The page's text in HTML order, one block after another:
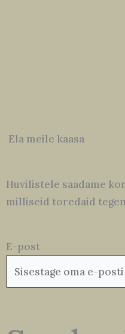
Ela meile kaasa
Huvilistele saadame
milliseid toredaid
E-post